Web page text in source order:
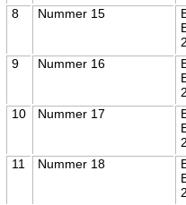
8 Nummer 15
2
9 Nummer 16
2
10 Nummer 17
2
11 Nummer 18
2